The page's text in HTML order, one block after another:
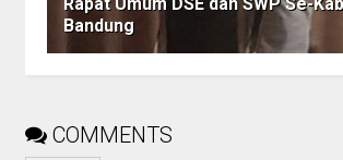
Rapat Umum DSE dan SWP Se-
Bandung
COMMENTS